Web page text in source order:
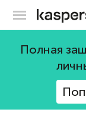
Полная